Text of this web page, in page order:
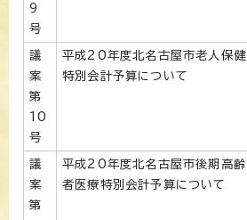
9
号
議
案
第
10
号
平成20年度北名古屋市老人保健
特別会計予算について
議
案
第
平成20年度北名古屋市後期高齢
者医療特別会計予算について